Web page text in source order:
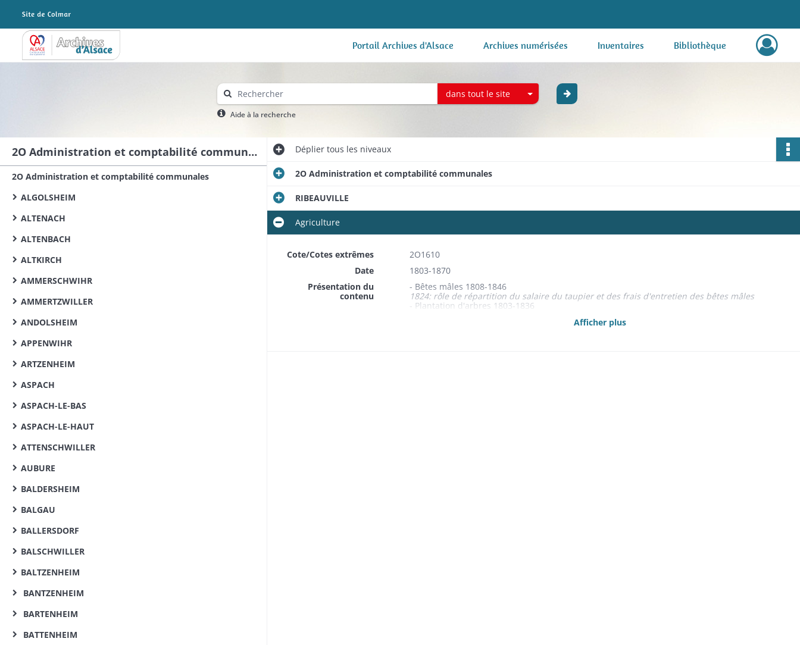
Archives Alsace - Colmar Portail Archives d'Alsace Archives numérisées Inventaires Bibliothèque
dans tout le site
Aide à la recherche
2O Administration et comptabilité communales
2O Administration et comptabilité communales
ALGOLSHEIM
ALTENACH
ALTENBACH
ALTKIRCH
AMMERSCHWIHR
AMMERTZWILLER
ANDOLSHEIM
APPENWIHR
ARTZENHEIM
ASPACH
ASPACH-LE-BAS
ASPACH-LE-HAUT
ATTENSCHWILLER
AUBURE
BALDERSHEIM
BALGAU
BALLERSDORF
BALSCHWILLER
BALTZENHEIM
BANTZENHEIM
BARTENHEIM
BATTENHEIM
Dépliertous les niveaux
2O Administration et comptabilité communales
RIBEAUVILLE
Agriculture
Cote/Cotes extrêmes
2O1610
Date
1803-1870
Présentation du
contenu
- Bêtes mâles 1808-1846
1824: rôle de répartition du salaire du taupier et des frais d'entretien des bêtes mâles
- Plantation d'arbres 1803-1836
Afficher plus